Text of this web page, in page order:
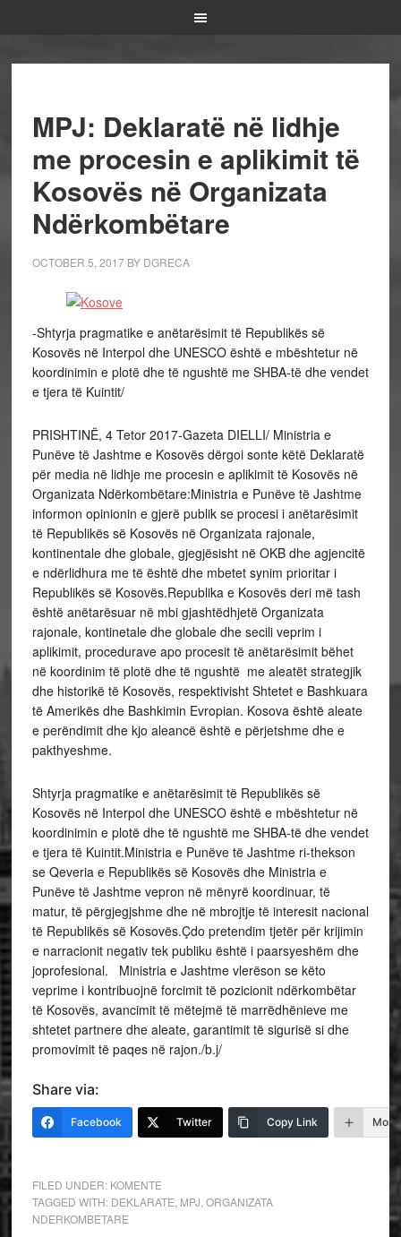
MPJ: Deklaratë në lidhje
me procesin e aplikimit të
Kosovës në Organizata
Ndërkombëtare
OCTOBER 5, 2017BY DGRECA
-Shtyrja pragmatike e anëtarësimit të Republikës së
Kosovës në Interpol dhe UNESCO është e mbështetur në
koordinimin e plotë dhe të ngushtë me SHBA-të dhe vendet
e tjera të Kuintit/
PRISHTINË, 4 Tetor 2017-Gazeta DIELLI/ Ministria e
Punëve të Jashtme e Kosovës dërgoi sonte këtë Deklaratë
për media në lidhje me procesin e aplikimit të Kosovës në
Organizata Ndërkombëtare:Ministria e Punëve të Jashtme
informon opinionin e gjerë publik se procesi i anëtarësimit
të Republikës së Kosovës në Organizata rajonale,
kontinentale dhe globale, gjegjësisht në OKB dhe agjencitë
e ndërlidhura me të është dhe mbetet synim prioritar i
Republikës së Kosovës.Republika e Kosovës deri më tash
është anëtarësuar në mbi gjashtëdhjetë Organizata
rajonale, kontinetale dhe globale dhe secili veprim i
aplikimit, procedurave apo procesit të anëtarësimit bëhet
në koordinim të plotë dhe të ngushtë me aleatët strategjik
dhe historikë të Kosovës, respektivisht Shtetet e Bashkuara
të Amerikës dhe Bashkimin Evropian. Kosova është aleate
e perëndimit dhe kjo aleancë është e përjetshme dhe e
pakthyeshme.
Shtyrja pragmatike e anëtarësimit të Republikës së
Kosovës në Interpol dhe UNESCO është e mbështetur në
koordinimin e plotë dhe të ngushtë me SHBA-të dhe vendet
e tjera të Kuintit.Ministria e Punëve të Jashtme ri-thekson
se Qeveria e Republikës së Kosovës dhe Ministria e
Punëve të Jashtme vepron në mënyrë koordinuar, të
matur, të përgjegjshme dhe në mbrojtje të interesit nacional
të Republikës së Kosovës.Çdo pretendim tjetër për krijimin
e narracionit negativ tek publiku është i paarsyeshëm dhe
joprofesional. Ministria e Jashtme vlerëson se këto
veprime i kontribuojnë forcimit të pozicionit ndërkombëtar
të Kosovës, avancimit të mëtejmë të marrëdhënieve me
shtetet partnere dhe aleate, garantimit të sigurisë si dhe
promovimit të paqes në rajon./b.j/
Share via:
Facebook Twitter Copy Link More
FILED UNDER: KOMENTE
TAGGED WITH: DEKLARATE MPJ ORGANIZATA
NDERKOMBETARE